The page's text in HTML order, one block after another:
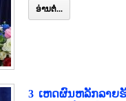
ອ່ານຕໍ່...
3 ເຫດຜົນຫລັກລາຍ